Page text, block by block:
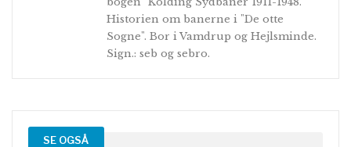
Historien om banerne i "De otte
Sogne". Bor i Vamdrup og Hejlsminde.
Sign.: seb og sebro.
SE OGSÅ